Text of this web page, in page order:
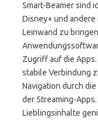
Smart-Beamer sind
Disney+ und
Leinwand zu
Zugriff auf die
stabile Verbindung
Navigation durch
der Streaming-
Lieblingsinhalte